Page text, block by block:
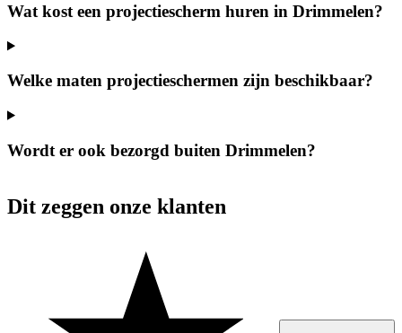
Wat kost een projectiescherm huren in Drimmelen?
Welke maten projectieschermen zijn beschikbaar?
Wordt er ook bezorgd buiten Drimmelen?
Dit zeggen onze klanten